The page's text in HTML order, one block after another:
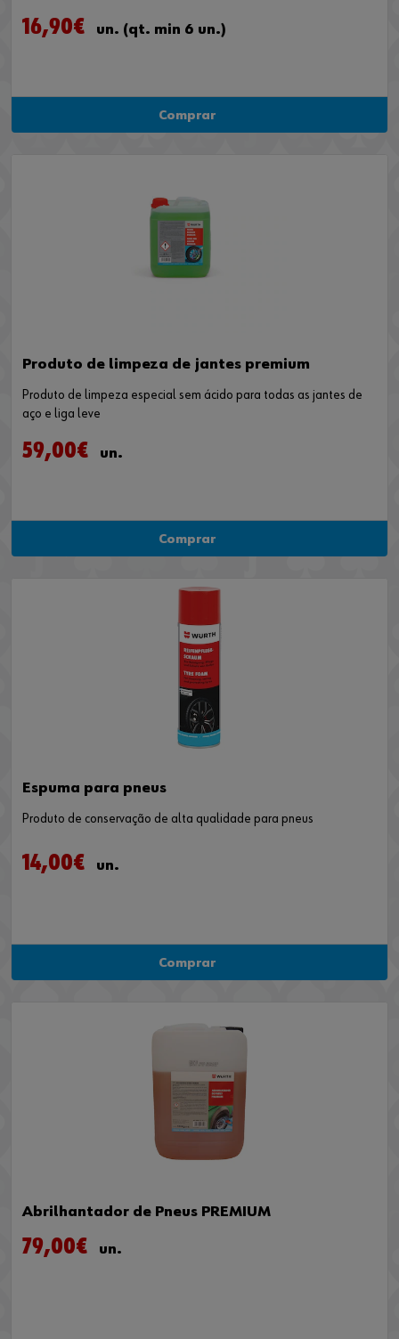
16,90€ un. (qt. min 6 un.)
Comprar
Produto de limpeza de jantes premium
Produto de limpeza especial sem ácido para todas as jantes de
aço e liga leve
59,00€ un.
Comprar
Espuma para pneus
Produto de conservação de alta qualidade para pneus
14,00€ un.
Comprar
Abrilhantador de Pneus PREMIUM
79,00€ un.